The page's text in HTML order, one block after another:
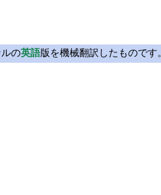
の英語版を機械翻訳したものです